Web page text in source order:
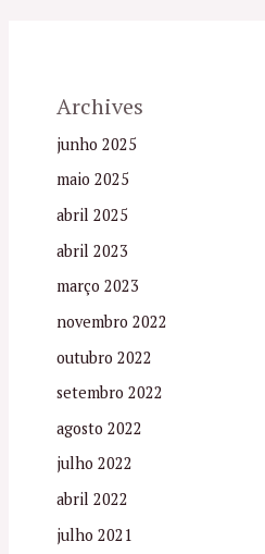
Archives
junho 2025
maio 2025
abril 2025
abril 2023
março 2023
novembro 2022
outubro 2022
setembro 2022
agosto 2022
julho 2022
abril 2022
julho 2021